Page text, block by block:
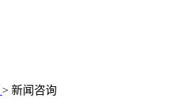
> 新闻咨询